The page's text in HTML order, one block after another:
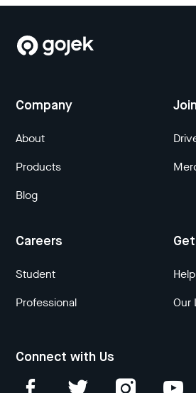
Company
About
Products
Blog
Careers
Student
Professional
Our
Connect with Us